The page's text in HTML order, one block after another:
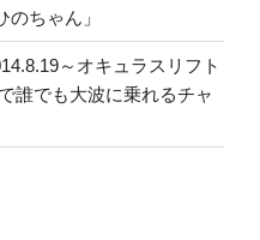
ちゃん」
～オキュラスリフト
誰でも大波に乗れるチャ